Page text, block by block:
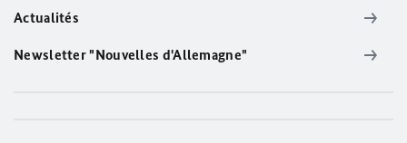
Actualités
Newsletter "Nouvelles d'Allemagne"